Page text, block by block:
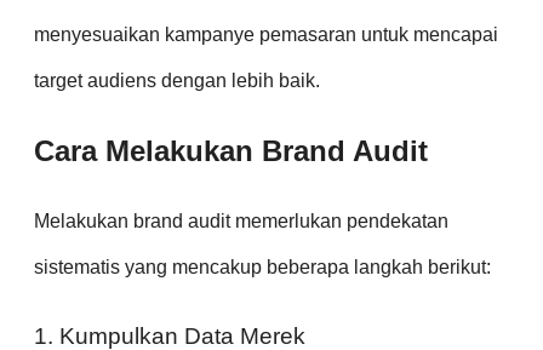
menyesuaikan kampanye pemasaran untuk mencapai
target audiens dengan lebih baik.
Cara Melakukan Brand Audit
Melakukan brand audit memerlukan pendekatan
sistematis yang mencakup beberapa langkah berikut:
1. Kumpulkan Data Merek